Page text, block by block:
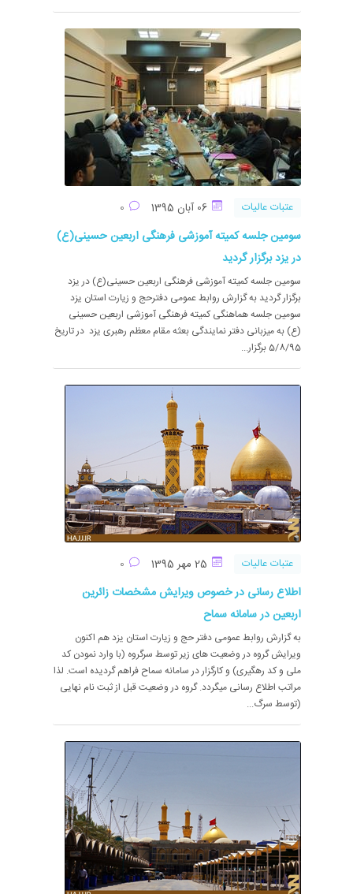
عتبات عالیات 06 آبان 1395
سومین جلسه کمیته آموزشی فرهنگی اربعین حسینی(ع)
در یزد برگزار گردید
سومین جلسه کمیته آموزشی فرهنگی اربعین حسینی(ع) در یزد
برگزار گردید به گزارش روابط عمومی دفترحج و زیارت استان یزد
سومین جلسه هماهنگی کمیته فرهنگی آموزشی اربعین حسینی
(ع) به میزبانی دفتر نمایندگی بعثه مقام معظم رهبری یزد در تاریخ
5/8/95 برگزار...
عتبات عالیات
اطلاع رسانی در خصوص ویرایش مشخصات زائرین
اربعین در سامانه سماح
به گزارش روابط عمومی دفتر حج و زیارت استان یزد هم اکنون
ویرایش گروه در وضعیت های زیر توسط سرگروه (با وارد نمودن کد
ملی و کد رهگیری) و کارگزار در سامانه سماح فراهم گردیده است. لذا
مراتب اطلاع رسانی میگردد. گروه در وضعیت قبل از ثبت نام نهایی
(توسط سرگ...